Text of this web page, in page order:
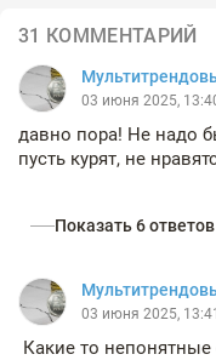
31 КОММЕНТАРИЙ
03 июня 2025,
давно пора! Не надо
пусть курят, не
Показать 6 ответов
03 июня 2025, 13:41
Какие то